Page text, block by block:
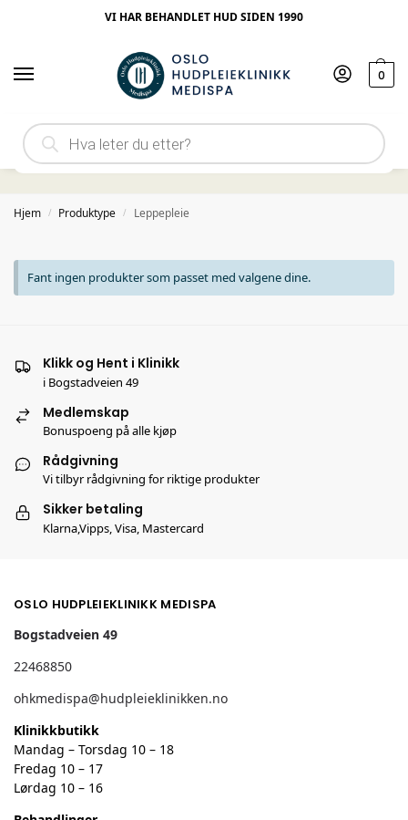
VI HAR BEHANDLET HUD SIDEN 1990
0
Leppepleie
Hjem / Produktype / Leppepleie
Fant ingen produkter som passet med valgene dine.
Klikk og Hent i Klinikk
i Bogstadveien 49
Medlemskap
Bonuspoeng på alle kjøp
Rådgivning
Vi tilbyr rådgivning for riktige produkter
Sikker betaling
Klarna,Vipps, Visa, Mastercard
OSLO HUDPLEIEKLINIKK MEDISPA
Bogstadveien 49
22468850
ohkmedispa@hudpleieklinikken.no
Klinikkbutikk
Mandag – Torsdag 10 – 18
Fredag 10 – 17
Lørdag 10 – 16